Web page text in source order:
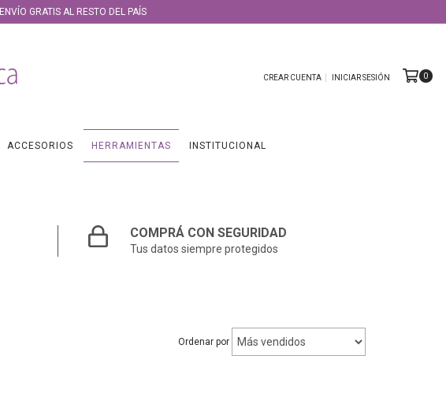
GRATIS AL RESTO DEL PAÍS
CREAR CUENTA INICIAR SESIÓN 0
ACCESORIOS HERRAMIENTAS INSTITUCIONAL
COMPRÁ CON SEGURIDAD
Tus datos siempre protegidos
Ordenar por